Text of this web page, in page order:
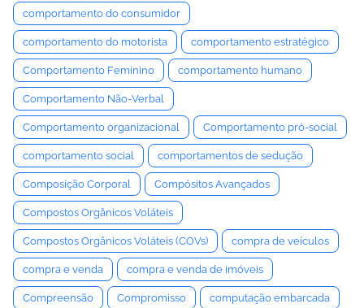
comportamento do consumidor
comportamento do motorista comportamento estratégico
Comportamento Feminino comportamento humano
Comportamento Não-Verbal
Comportamento organizacional Comportamento pró-social
comportamento social comportamentos de sedução
Composição Corporal Compósitos Avançados
Compostos Orgânicos Voláteis
Compostos Orgânicos Voláteis (COVs) compra de veículos
compra e venda compra e venda de imóveis
Compreensão Compromisso computação embarcada